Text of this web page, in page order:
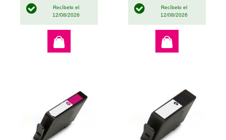
Recíbelo el
12/08/2026
Recíbelo el
12/08/2026